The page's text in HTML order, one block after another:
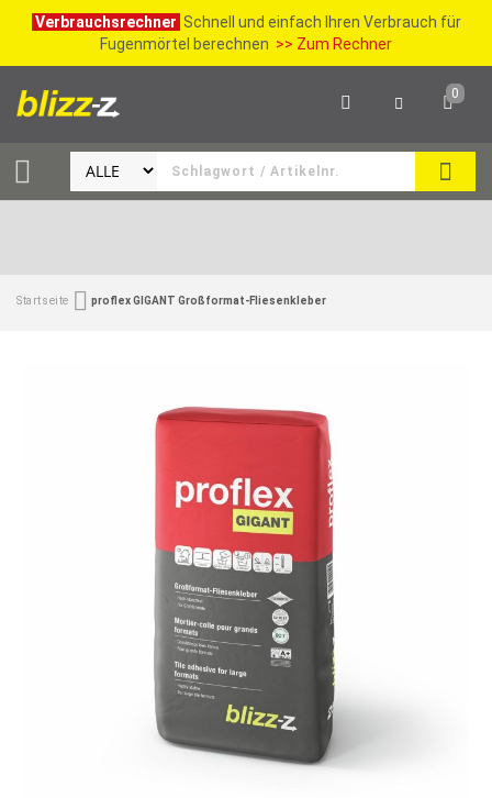
Verbrauchsrechner Schnell und einfach Ihren Verbrauch für
Fugenmörtel berechnen >> Zum Rechner
SUCHE
0
Startseite proflex GIGANT Großformat-Fliesenkleber